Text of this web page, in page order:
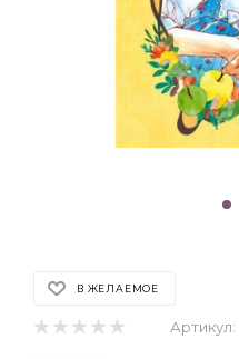
В ЖЕЛАЕМОЕ
Артикул: